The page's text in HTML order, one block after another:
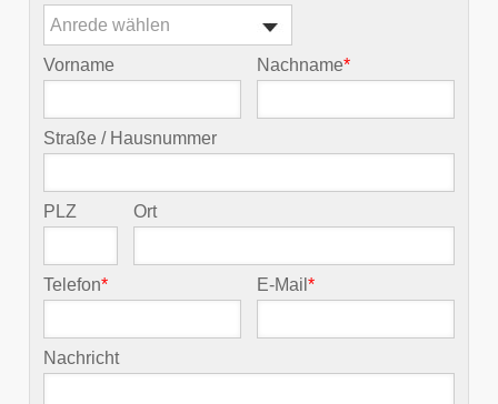
Anrede wählen
Vorname Nachname*
Straße / Hausnummer
PLZ Ort
Telefon* E-Mail*
Nachricht